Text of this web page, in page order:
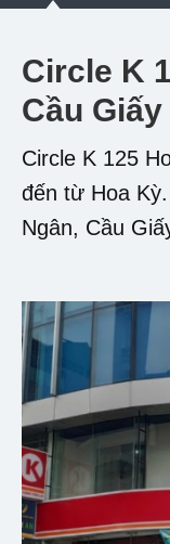
Circle K
Cầu Giấy
Circle K 125
đến từ Hoa
Ngân, Cầu